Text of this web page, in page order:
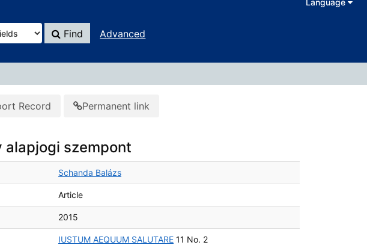
Language
Find Advanced
Record Permanent link
alapjogi szempont
Schanda Balázs
Article
2015
IUSTUM AEQUUM SALUTARE 11 No. 2